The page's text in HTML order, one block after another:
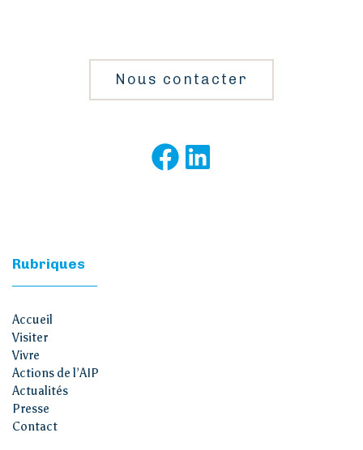
Nous contacter
Rubriques
Accueil
Visiter
Vivre
Actions de l’AIP
Actualités
Presse
Contact